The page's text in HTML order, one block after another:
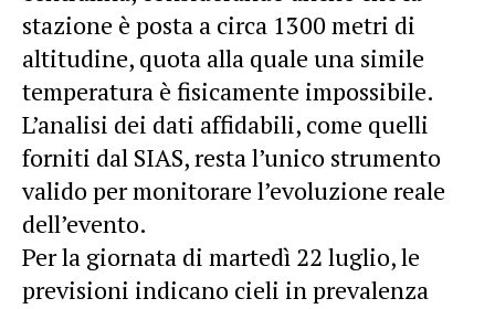
stazione è posta a circa 1300 metri di
altitudine, quota alla quale una simile
temperatura è fisicamente impossibile.
L’analisi dei dati affidabili, come quelli
forniti dal SIAS, resta l’unico strumento
valido per monitorare l’evoluzione reale
dell’evento.
Per la giornata di martedì 22 luglio, le
previsioni indicano cieli in prevalenza